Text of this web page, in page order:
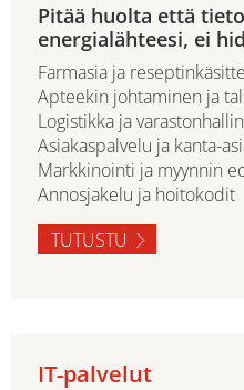
Pitää huolta että
energialähteesi, ei
Farmasia ja
Apteekin johtaminen ja
Logistikka ja
Asiakaspalvelu ja kanta-
Markkinointi ja myynnin
Annosjakelu ja hoitokodit
TUTUSTU
IT-palvelut